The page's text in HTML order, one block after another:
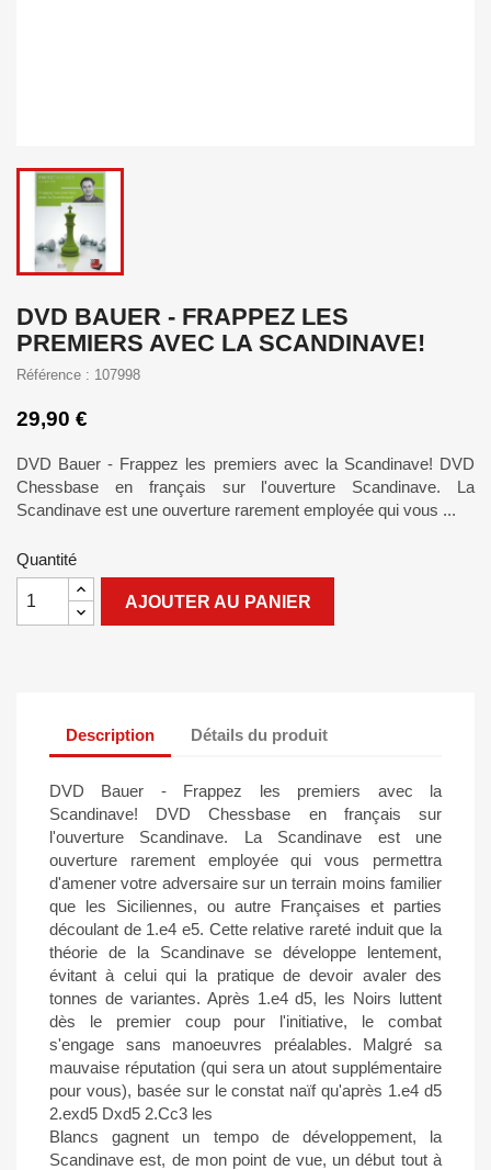
DVD BAUER - FRAPPEZ LES
PREMIERS AVEC LA SCANDINAVE!
Référence : 107998
29,90 €
DVD Bauer - Frappez les premiers avec la Scandinave! DVD
Chessbase en français sur l'ouverture Scandinave. La
Scandinave est une ouverture rarement employée qui vous ...
Quantité
AJOUTER AU PANIER
Description Détails du produit
DVD Bauer - Frappez les premiers avec la
Scandinave! DVD Chessbase en français sur
l'ouverture Scandinave. La Scandinave est une
ouverture rarement employée qui vous permettra
d'amener votre adversaire sur un terrain moins familier
que les Siciliennes, ou autre Françaises et parties
découlant de 1.e4 e5. Cette relative rareté induit que la
théorie de la Scandinave se développe lentement,
évitant à celui qui la pratique de devoir avaler des
tonnes de variantes. Après 1.e4 d5, les Noirs luttent
dès le premier coup pour l'initiative, le combat
s'engage sans manoeuvres préalables. Malgré sa
mauvaise réputation (qui sera un atout supplémentaire
pour vous), basée sur le constat naïf qu'après 1.e4 d5
2.exd5 Dxd5 2.Cc3 les
Blancs gagnent un tempo de développement, la
Scandinave est, de mon point de vue, un début tout à